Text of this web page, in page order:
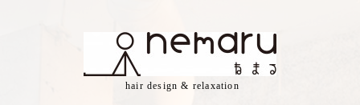
hair design & relaxation